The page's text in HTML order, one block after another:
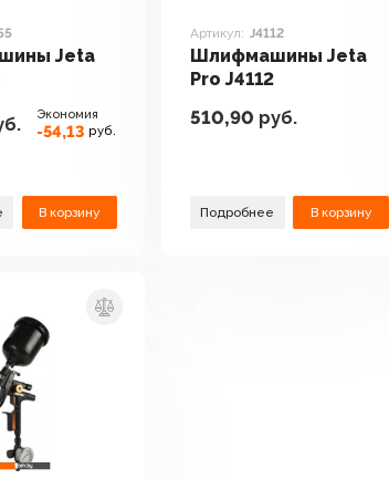
Jeta
Экономия
-54,13 руб.
В корзину
Артикул: J4112
Шлифмашины Jeta
Pro J4112
510,90 руб.
Подробнее В корзину